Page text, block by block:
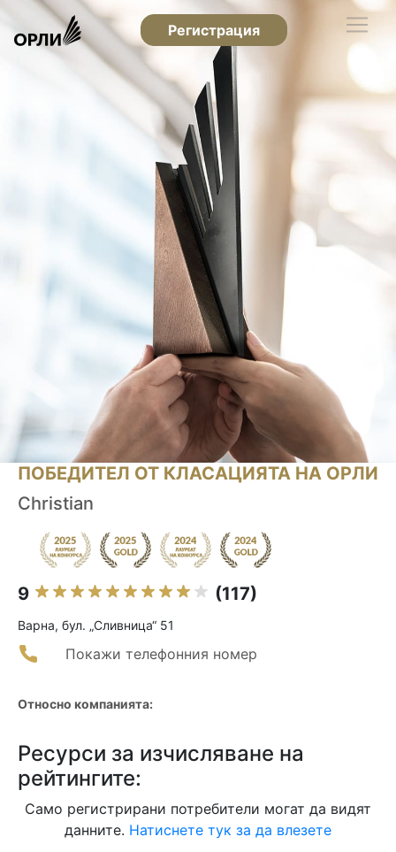
Регистрация
ПОБЕДИТЕЛ ОТ КЛАСАЦИЯТА НА ОРЛИ
Christian
9 (117)
Варна, бул. „Сливница“ 51
Покажи телефонния номер
Относно компанията:
Ресурси за изчисляване на
рейтингите:
Само регистрирани потребители могат да видят
данните. Натиснете тук за да влезете